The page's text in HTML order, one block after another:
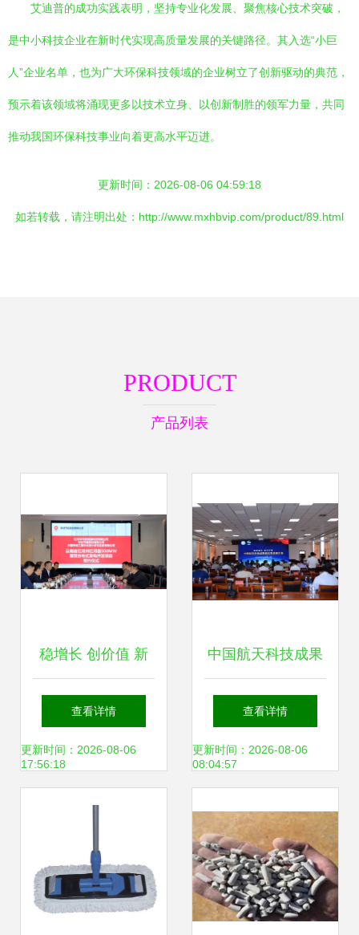
艾迪普的成功实践表明，坚持专业化发展、聚焦核心技术突破，
是中小科技企业在新时代实现高质量发展的关键路径。其入选“小巨
人”企业名单，也为广大环保科技领域的企业树立了创新驱动的典范，
预示着该领域将涌现更多以技术立身、以创新制胜的领军力量，共同
推动我国环保科技事业向着更高水平迈进。
更新时间：2026-08-06 04:59:18
如若转载，请注明出处：http://www.mxhbvip.com/product/89.html
PRODUCT
产品列表
稳增长 创价值 新
能源绿色工厂与新
材料的全球实践
查看详情
更新时间：2026-08-06
17:56:18
中国航天科技成果
转化项目推介会 环
保科技领域的技术
查看详情
更新时间：2026-08-06
08:04:57